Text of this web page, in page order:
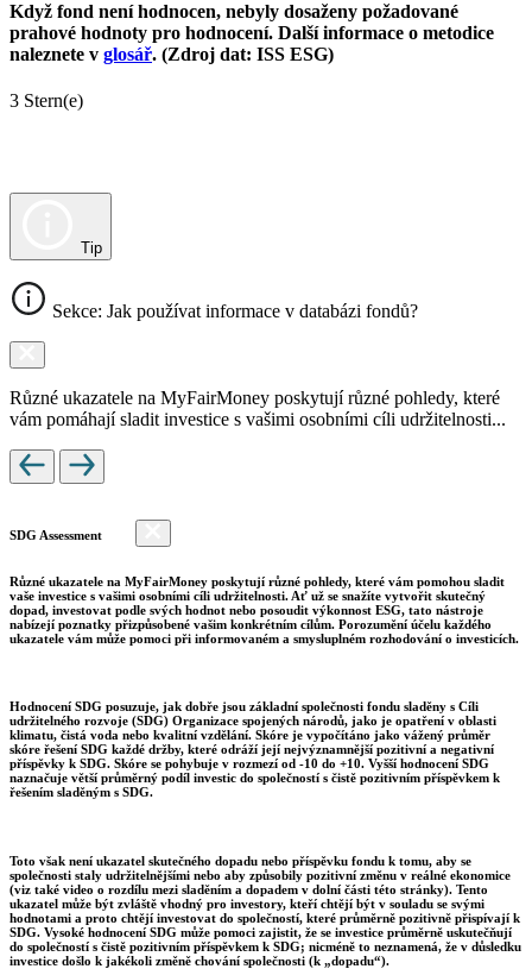
Když fond není hodnocen, nebyly dosaženy požadované
prahové hodnoty pro hodnocení. Další informace o metodice
naleznete v glosář. (Zdroj dat: ISS ESG)
3 Stern(e)
Tip
Sekce: Jak používat informace v databázi fondů?
Různé ukazatele na MyFairMoney poskytují různé pohledy, které
vám pomáhají sladit investice s vašimi osobními cíli udržitelnosti...
SDG Assessment
Různé ukazatele na MyFairMoney poskytují různé pohledy, které vám pomohou sladit
vaše investice s vašimi osobními cíli udržitelnosti. Ať už se snažíte vytvořit skutečný
dopad, investovat podle svých hodnot nebo posoudit výkonnost ESG, tato nástroje
nabízejí poznatky přizpůsobené vašim konkrétním cílům. Porozumění účelu každého
ukazatele vám může pomoci při informovaném a smysluplném rozhodování o investicích.
Hodnocení SDG posuzuje, jak dobře jsou základní společnosti fondu sladěny s Cíli
udržitelného rozvoje (SDG) Organizace spojených národů, jako je opatření v oblasti
klimatu, čistá voda nebo kvalitní vzdělání. Skóre je vypočítáno jako vážený průměr
skóre řešení SDG každé držby, které odráží její nejvýznamnější pozitivní a negativní
příspěvky k SDG. Skóre se pohybuje v rozmezí od -10 do +10. Vyšší hodnocení SDG
naznačuje větší průměrný podíl investic do společností s čistě pozitivním příspěvkem k
řešením sladěným s SDG.
Toto však není ukazatel skutečného dopadu nebo příspěvku fondu k tomu, aby se
společnosti staly udržitelnějšími nebo aby způsobily pozitivní změnu v reálné ekonomice
(viz také video o rozdílu mezi sladěním a dopadem v dolní části této stránky). Tento
ukazatel může být zvláště vhodný pro investory, kteří chtějí být v souladu se svými
hodnotami a proto chtějí investovat do společností, které průměrně pozitivně přispívají k
SDG. Vysoké hodnocení SDG může pomoci zajistit, že se investice průměrně uskutečňují
do společností s čistě pozitivním příspěvkem k SDG; nicméně to neznamená, že v důsledku
investice došlo k jakékoli změně chování společnosti (k „dopadu“).